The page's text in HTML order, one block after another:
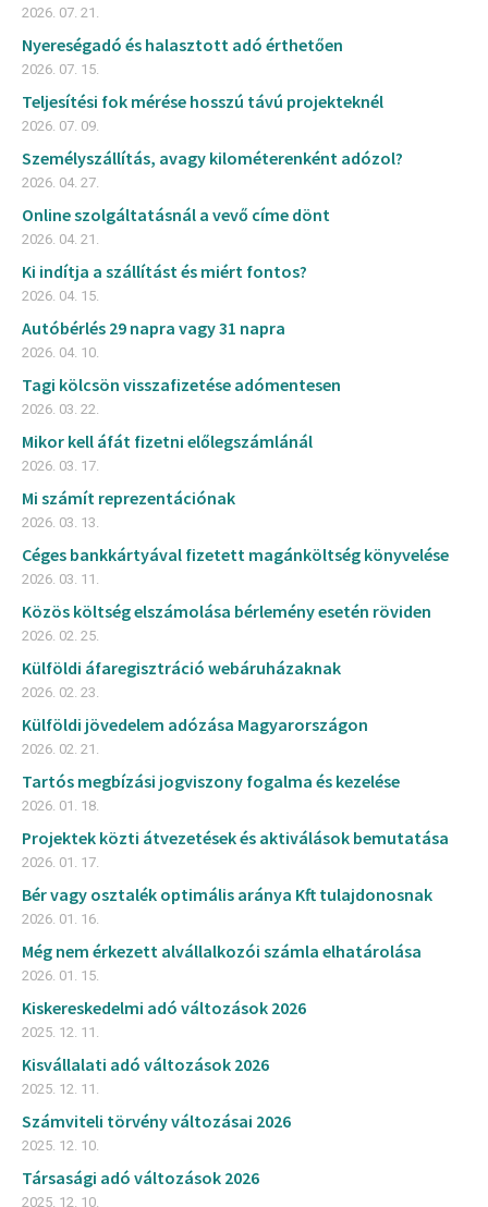
2026. 07. 21.
Nyereségadó és halasztott adó érthetően
2026. 07. 15.
Teljesítési fok mérése hosszú távú projekteknél
2026. 07. 09.
Személyszállítás, avagy kilométerenként adózol?
2026. 04. 27.
Online szolgáltatásnál a vevő címe dönt
2026. 04. 21.
Ki indítja a szállítást és miért fontos?
2026. 04. 15.
Autóbérlés 29 napra vagy 31 napra
2026. 04. 10.
Tagi kölcsön visszafizetése adómentesen
2026. 03. 22.
Mikor kell áfát fizetni előlegszámlánál
2026. 03. 17.
Mi számít reprezentációnak
2026. 03. 13.
Céges bankkártyával fizetett magánköltség könyvelése
2026. 03. 11.
Közös költség elszámolása bérlemény esetén röviden
2026. 02. 25.
Külföldi áfaregisztráció webáruházaknak
2026. 02. 23.
Külföldi jövedelem adózása Magyarországon
2026. 02. 21.
Tartós megbízási jogviszony fogalma és kezelése
2026. 01. 18.
Projektek közti átvezetések és aktiválások bemutatása
2026. 01. 17.
Bér vagy osztalék optimális aránya Kft tulajdonosnak
2026. 01. 16.
Még nem érkezett alvállalkozói számla elhatárolása
2026. 01. 15.
Kiskereskedelmi adó változások 2026
2025. 12. 11.
Kisvállalati adó változások 2026
2025. 12. 11.
Számviteli törvény változásai 2026
2025. 12. 10.
Társasági adó változások 2026
2025. 12. 10.